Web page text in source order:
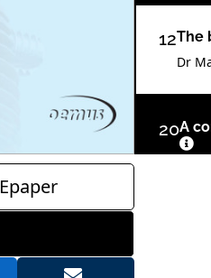
Epaper
12The
Dr
20A